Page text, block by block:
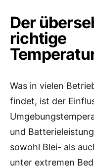
Der
richtige
Was in vielen
findet, ist der
und
sowohl Blei- als
unter extremen